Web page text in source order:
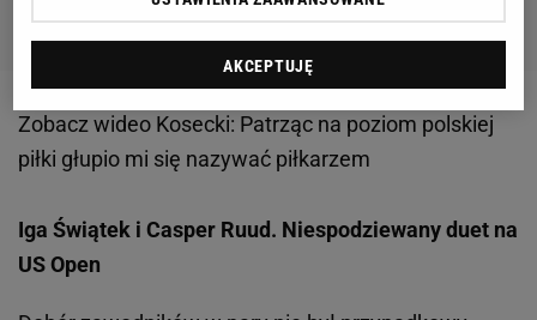
Zobacz wideo Kosecki: Patrząc na poziom polskiej
piłki głupio mi się nazywać piłkarzem
Iga Świątek i Casper Ruud. Niespodziewany duet na
US Open
AKCEPTUJĘ